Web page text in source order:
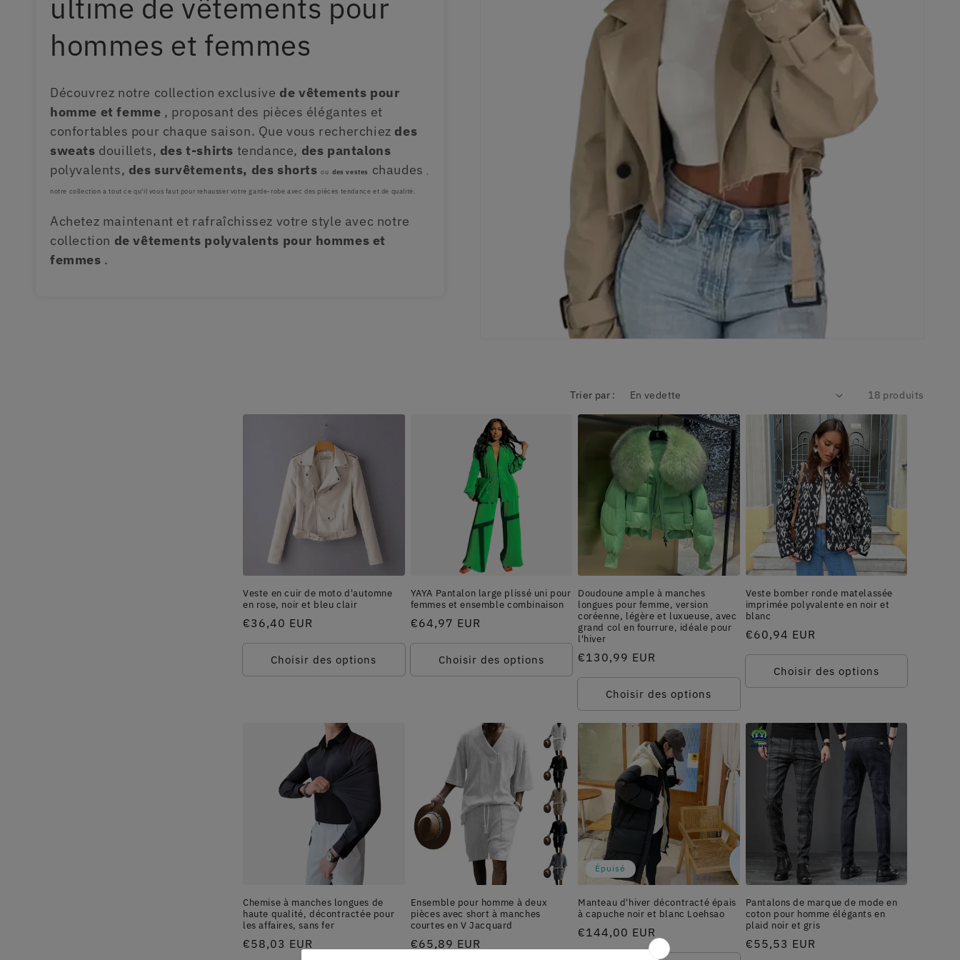
o
n
ultime de vêtements pour
hommes et femmes
Découvrez notre collection exclusive de vêtements pour
homme et femme , proposant des pièces élégantes et
confortables pour chaque saison. Que vous recherchiez des
sweats douillets, des t-shirts tendance, des pantalons
polyvalents, des survêtements, des shorts ou des vestes chaudes
notre collection a tout ce qu'il vous faut pour rehausser votre garde-robe avec des pièces tendance et de qualité.
Achetez maintenant et rafraîchissez votre style avec notre
collection de vêtements polyvalents pour hommes et
femmes .
Trier par : 18 produits
Veste en cuir de moto d'automne
en rose, noir et bleu clair
Prix
habituel
€36,40 EUR
Choisir des options
YAYA Pantalon large plissé uni pour
femmes et ensemble combinaison
Prix
habituel
€64,97 EUR
Choisir des options
Doudoune ample à manches
longues pour femme, version
coréenne, légère et luxueuse, avec
grand col en fourrure, idéale pour
l'hiver
Prix
habituel
€130,99 EUR
Choisir des options
Veste bomber ronde matelassée
imprimée polyvalente en noir et
blanc
Prix
habituel
€60,94 EUR
Choisir des options
Chemise à manches longues de
haute qualité, décontractée pour
les affaires, sans fer
Prix
€58,03 EUR
Ensemble pour homme à deux
pièces avec short à manches
courtes en V Jacquard
Prix
€65,89 EUR
Épuisé
Manteau d'hiver décontracté épais
à capuche noir et blanc Loehsao
Prix
habituel
€144,00 EUR
Pantalons de marque de mode en
coton pour homme élégants en
plaid noir et gris
Prix
€55,53 EUR